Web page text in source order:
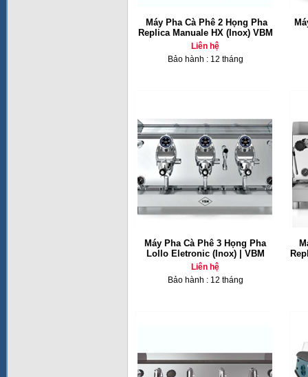
Máy Pha Cà Phê 2 Họng Pha
Replica Manuale HX (Inox) VBM
Liên hệ
Bảo hành : 12 tháng
Máy Pha Cà Phê 3 Họng Pha
Lollo Eletronic (Inox) | VBM
Liên hệ
Bảo hành : 12 tháng